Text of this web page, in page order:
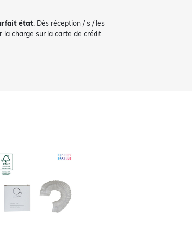
état. Dès réception / s / les
la charge sur la carte de crédit.